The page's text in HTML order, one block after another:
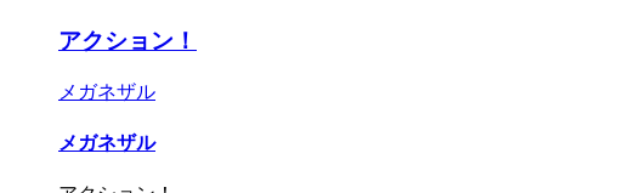
アクション！
メガネザル
メガネザル